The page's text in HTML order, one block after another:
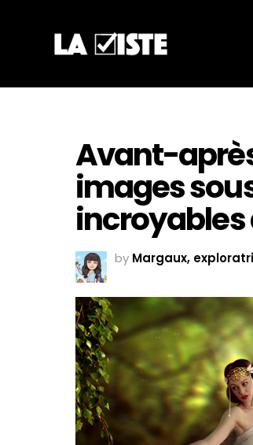
Avant-
images
incroyables
by Margaux,